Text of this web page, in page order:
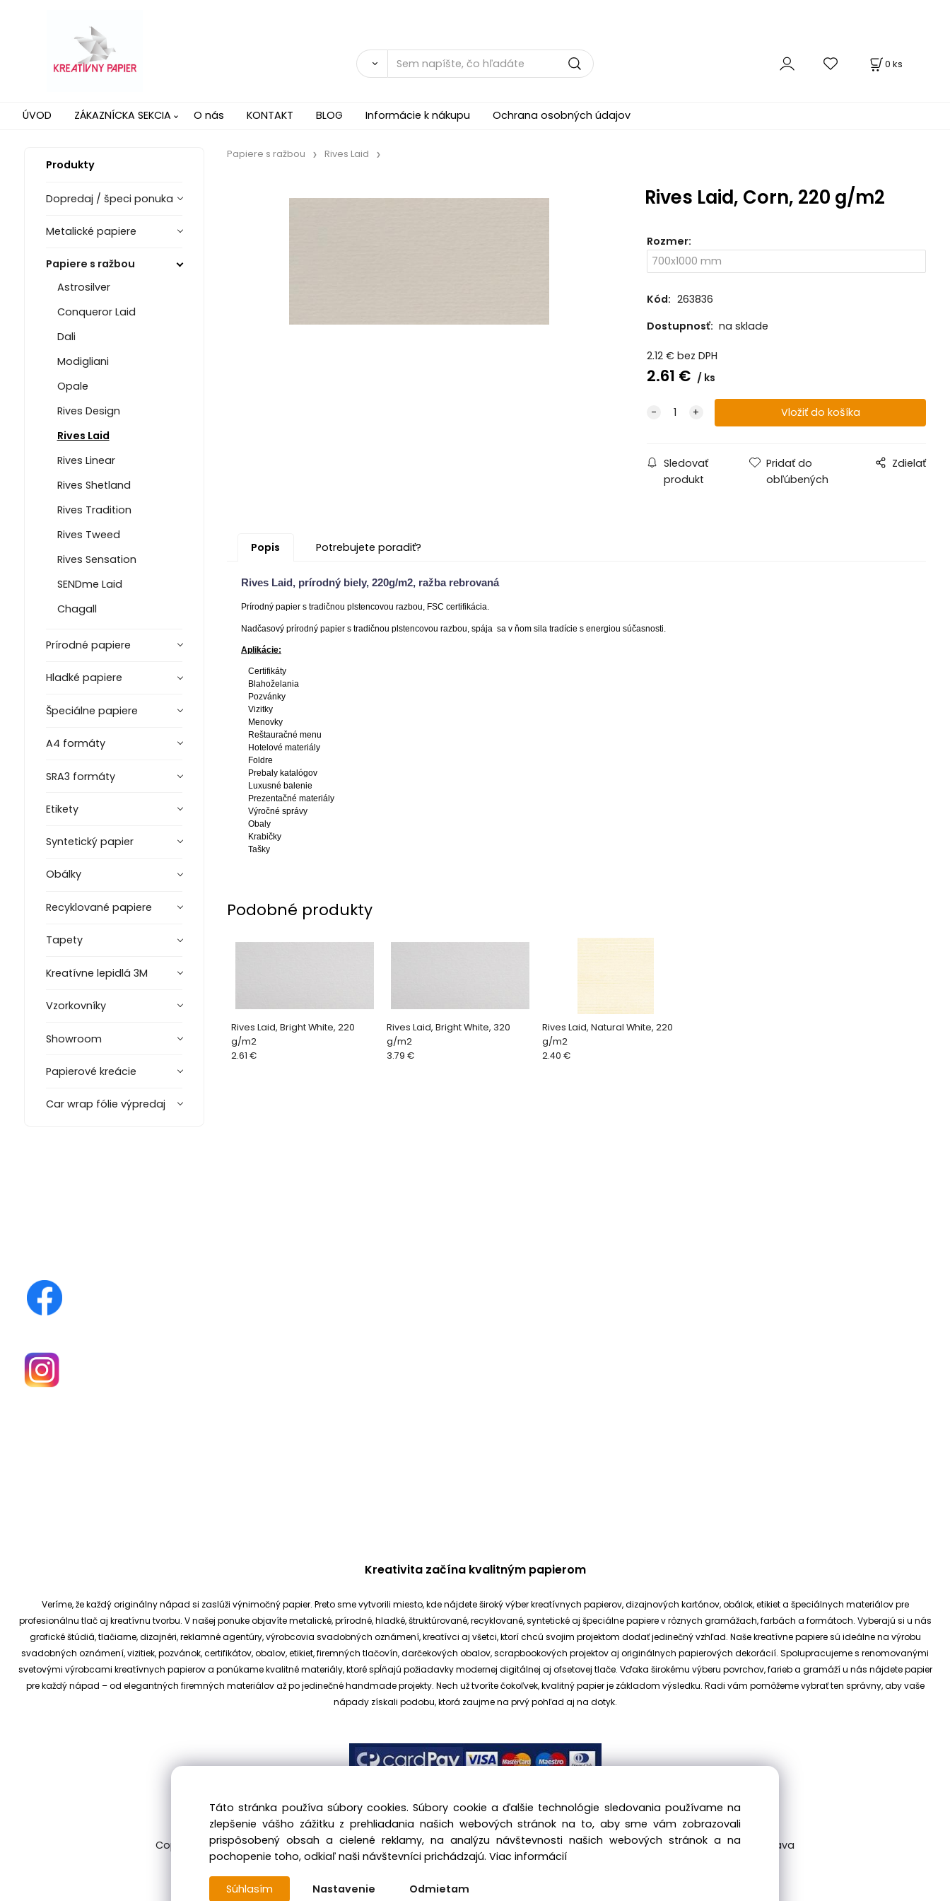
0 ks
ÚVOD ZÁKAZNÍCKA SEKCIA O nás KONTAKT BLOG Informácie k nákupu Ochrana osobných údajov
Produkty
Dopredaj / špeci ponuka
Metalické papiere
Papiere s ražbou
Astrosilver
Conqueror Laid
Dali
Modigliani
Opale
Rives Design
Rives Laid
Rives Linear
Rives Shetland
Rives Tradition
Rives Tweed
Rives Sensation
SENDme Laid
Chagall
Prírodné papiere
Hladké papiere
Špeciálne papiere
A4 formáty
SRA3 formáty
Etikety
Syntetický papier
Obálky
Recyklované papiere
Tapety
Kreatívne lepidlá 3M
Vzorkovníky
Showroom
Papierové kreácie
Car wrap fólie výpredaj
Papiere s ražbou Rives Laid
Rives Laid, Corn, 220 g/m2
Rozmer:
Kód: 263836
Dostupnosť: na sklade
2.12€ bez DPH
2.61 € ks
Sledovať
produkt
Pridať do
obľúbených
Zdielať
Popis Potrebujete poradiť?
Rives Laid, prírodný biely, 220g/m2, ražba rebrovaná
Prírodný papier s tradičnou plstencovou razbou, FSC certifikácia.
Nadčasový prírodný papier s tradičnou plstencovou razbou, spája sa v ňom sila tradície s energiou súčasnosti.
Aplikácie:
Certifikáty
Blahoželania
Pozvánky
Vizitky
Menovky
Reštauračné menu
Hotelové materiály
Foldre
Prebaly katalógov
Luxusné balenie
Prezentačné materiály
Výročné správy
Obaly
Krabičky
Tašky
Podobné produkty
Rives Laid, Bright White, 220
g/m2
2.61 €
Rives Laid, Bright White, 320
g/m2
3.79 €
Rives Laid, Natural White, 220
g/m2
2.40 €
Kreativita začína kvalitným papierom
Veríme, že každý originálny nápad si zaslúži výnimočný papier. Preto sme vytvorili miesto, kde nájdete široký výber kreatívnych papierov, dizajnových kartónov, obálok, etikiet a špeciálnych materiálov pre
profesionálnu tlač aj kreatívnu tvorbu. V našej ponuke objavíte metalické, prírodné, hladké, štruktúrované, recyklované, syntetické aj špeciálne papiere v rôznych gramážach, farbách a formátoch. Vyberajú si u nás
grafické štúdiá, tlačiarne, dizajnéri, reklamné agentúry, výrobcovia svadobných oznámení, kreatívci aj všetci, ktorí chcú svojim projektom dodať jedinečný vzhľad. Naše kreatívne papiere sú ideálne na výrobu
svadobných oznámení, vizitiek, pozvánok, certifikátov, obalov, etikiet, firemných tlačovín, darčekových obalov, scrapbookových projektov aj originálnych papierových dekorácií. Spolupracujeme s renomovanými
svetovými výrobcami kreatívnych papierov a ponúkame kvalitné materiály, ktoré spĺňajú požiadavky modernej digitálnej aj ofsetovej tlače. Vďaka širokému výberu povrchov, farieb a gramáží u nás nájdete papier
pre každý nápad – od elegantných firemných materiálov až po jedinečné handmade projekty. Nech už tvoríte čokoľvek, kvalitný papier je základom výsledku. Radi vám pomôžeme vybrať ten správny, aby vaše
nápady získali podobu, ktorá zaujme na prvý pohľad aj na dotyk.
Copyright © 2017 kreativnypapier.sk, All rights reserved | hajekova@kreativnypapier.sk | Beckovská 38/A, 831 04 Bratislava
Táto stránka používa súbory cookies. Súbory cookie a ďalšie technológie sledovania používame na
zlepšenie vášho zážitku z prehliadania našich webových stránok na to, aby sme vám zobrazovali
prispôsobený obsah a cielené reklamy, na analýzu návštevnosti našich webových stránok a na
pochopenie toho, odkiaľ naši návštevníci prichádzajú. Viac informácií
Súhlasím Nastavenie Odmietam